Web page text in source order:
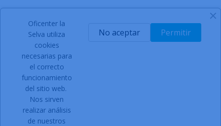
SIGN UP FOR NEWSLETTER
Acepto las condiciones generales y la política de
confidencialidad
Oficenter la
Selva utiliza
cookies
necesarias para
el correcto
funcionamiento
del sitio web.
Nos sirven
realizar análisis
de nuestros
Permitir
No aceptar